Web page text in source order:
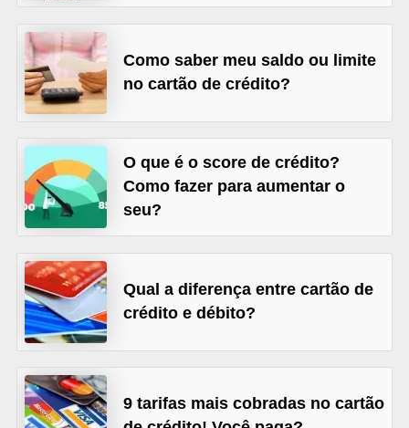
Como saber meu saldo ou limite
no cartão de crédito?
O que é o score de crédito?
Como fazer para aumentar o
seu?
Qual a diferença entre cartão de
crédito e débito?
9 tarifas mais cobradas no cartão
õ
e
s
i
n
a
n
c
e
i
r
a
s